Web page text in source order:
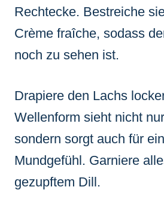
Rechtecke. Bestreiche
Crème fraîche, sodass
noch zu sehen ist.
Drapiere den Lachs
Wellenform sieht nicht
sondern sorgt auch für
Mundgefühl. Garniere
gezupftem Dill.